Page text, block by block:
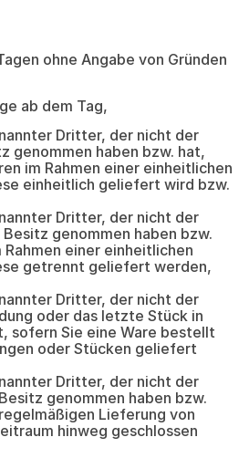
ohne Angabe von Gründen
ab dem Tag,
Dritter, der nicht der
genommen haben bzw. hat,
im Rahmen einer einheitlichen
einheitlich geliefert wird bzw.
Dritter, der nicht der
genommen haben bzw.
einer einheitlichen
getrennt geliefert werden,
Dritter, der nicht der
oder das letzte Stück in
sofern Sie eine Ware bestellt
oder Stücken geliefert
Dritter, der nicht der
genommen haben bzw.
Lieferung von
hinweg geschlossen